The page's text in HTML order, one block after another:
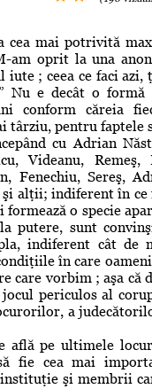
cea mai potrivită
am oprit la una
iute ; ceea ce faci azi,
Nu e decât o formă
conform căreia
târziu, pentru faptele
cu Adrian
Videanu, Remeş,
Fenechiu, Sereş,
şi alţii; indiferent în ce
o specie
putere, sunt
indiferent cât de
în care
care vorbim ; aşa că
periculos al
a
află pe ultimele
fie cea mai
şi membrii